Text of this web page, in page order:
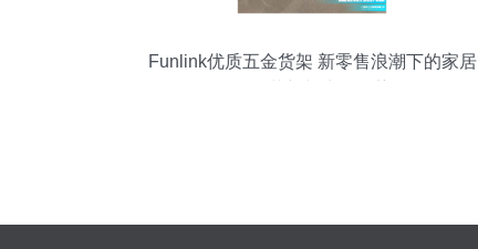
Funlink优质五金货架 新零售浪潮下的家居